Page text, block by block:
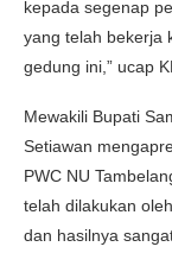
kepada segenap
yang telah bekerja
gedung ini,” ucap
Mewakili Bupati
Setiawan
PWC NU
telah dilakukan
dan hasilnya